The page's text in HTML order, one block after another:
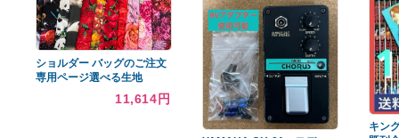
KUVEELA PET 犬服 犬 犬
の服 Tシャツ 冬服 大型犬 中
型犬 秋 冬
7,909円
豪華絢爛 振袖 袋帯 帯
揚げ 帯締め 4点セット
キラキラ可愛い振袖
16,188円